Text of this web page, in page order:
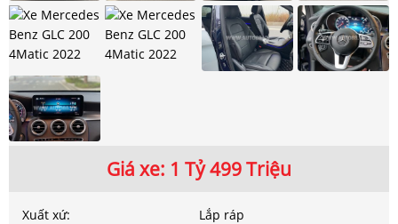
Giá xe: 1 Tỷ 499 Triệu
Xuất xứ:
Lắp ráp